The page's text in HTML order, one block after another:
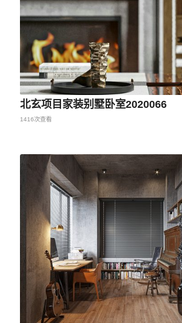
北玄项目家装别墅卧室2020066
1416次查看